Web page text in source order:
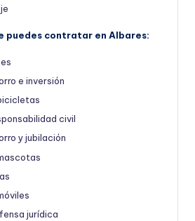
puedes contratar en Albares:
e inversión
civil
y jubilación
jurídica